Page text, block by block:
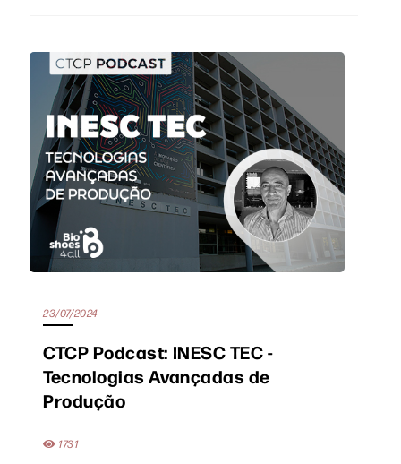
23/07/2024
CTCP Podcast: INESC TEC -
Tecnologias Avançadas de
Produção
1731